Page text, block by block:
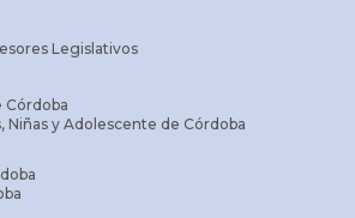
Legislativos
Córdoba
Niñas y Adolescente de Córdoba